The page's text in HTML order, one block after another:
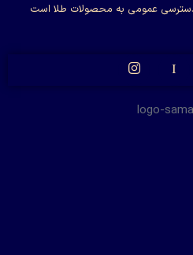
دسترسی عمومی به محصولات طلا است